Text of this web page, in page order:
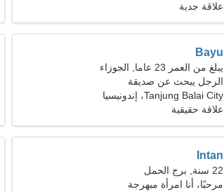
علاقة جدية
Bayu
يبلغ من العمر 23 عاما, الجوزاء
الرجل يبحث عن صديقة
Tanjung Balai City، إندونيسيا
علاقة حقيقية
Intan
22 سنة, برج الحمل
مرحبًا، أنا امرأة مبهرجة